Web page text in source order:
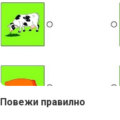
Повежи правилно